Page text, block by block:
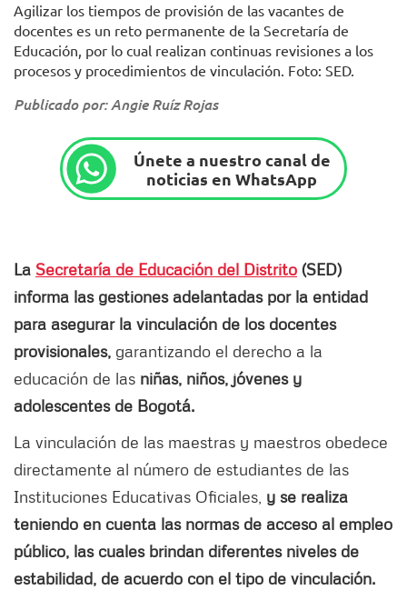
Agilizar los tiempos de provisión de las vacantes de
docentes es un reto permanente de la Secretaría de
Educación, por lo cual realizan continuas revisiones a los
procesos y procedimientos de vinculación. Foto: SED.
Publicado por: Angie Ruíz Rojas
Únete a nuestro canal de
noticias en WhatsApp
La Secretaría de Educación del Distrito (SED)
informa las gestiones adelantadas por la entidad
para asegurar la vinculación de los docentes
provisionales, garantizando el derecho a la
educación de las niñas, niños, jóvenes y
adolescentes de Bogotá.
La vinculación de las maestras y maestros obedece
directamente al número de estudiantes de las
Instituciones Educativas Oficiales, y se realiza
teniendo en cuenta las normas de acceso al empleo
público, las cuales brindan diferentes niveles de
estabilidad, de acuerdo con el tipo de vinculación.